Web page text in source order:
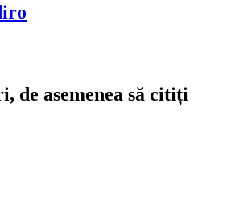
de asemenea să citiți